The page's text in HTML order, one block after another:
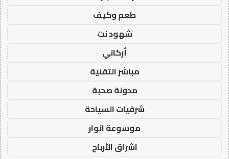
طعم وكيف
شهود نت
أركاني
مباشر التقنية
مدونة صحبة
شرقيات السياحة
موسوعة انوار
اشراق الأرباح